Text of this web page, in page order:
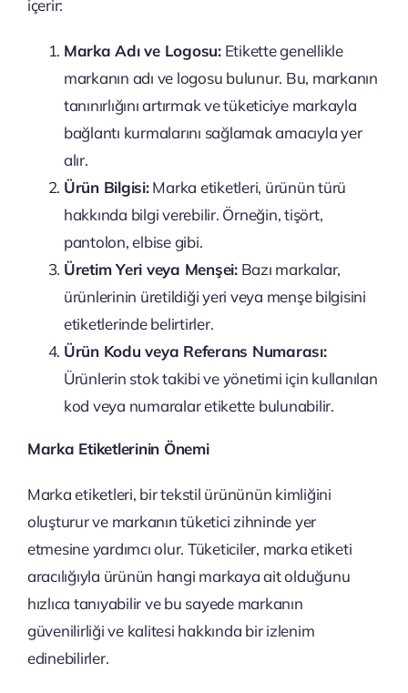
içerir:
Marka Adı ve Logosu:Etikette genellikle
markanın adı ve logosu bulunur. Bu, markanın
tanınırlığını artırmak ve tüketiciye markayla
bağlantı kurmalarını sağlamak amacıyla yer
alır.
Ürün Bilgisi:Marka etiketleri, ürünün türü
hakkında bilgi verebilir. Örneğin, tişört,
pantolon, elbise gibi.
Üretim Yeri veya Menşei:Bazı markalar,
ürünlerinin üretildiği yeri veya menşe bilgisini
etiketlerinde belirtirler.
Ürün Kodu veya Referans Numarası:
Ürünlerin stok takibi ve yönetimi için kullanılan
kod veya numaralar etikette bulunabilir.
Marka Etiketlerinin Önemi
Marka etiketleri, bir tekstil ürününün kimliğini
oluşturur ve markanın tüketici zihninde yer
etmesine yardımcı olur. Tüketiciler, marka etiketi
aracılığıyla ürünün hangi markaya ait olduğunu
hızlıca tanıyabilir ve bu sayede markanın
güvenilirliği ve kalitesi hakkında bir izlenim
edinebilirler.